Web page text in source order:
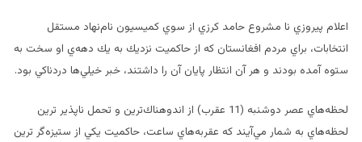
اعلام پيروزي نا مشروع حامد كرزي از سوي كميسيون نام‌نهاد مستقل
انتخابات، براي مردم افغانستان كه از حاكميت نزديك به يك دهه‌ي او سخت به
ستوه آمده بودند و هر آن انتظار پايان آن را داشتند، خبر خيلي‌ها دردناكي بود.
لحظه‌هاي عصر دوشنبه (11 عقرب) از اندوهناك‌ترين و تحمل ناپذير ترين
لحظه‌هاي به شمار مي‌آيند كه عقربه‌هاي ساعت، حاكميت يكي از ستيزه‌گر ترين